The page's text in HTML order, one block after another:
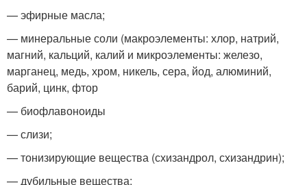
— эфирные масла;
— минеральные соли (макроэлементы: хлор, натрий,
магний, кальций, калий и микроэлементы: железо,
марганец, медь, хром, никель, сера, йод, алюминий,
барий, цинк, фтор
— биофлавоноиды
— слизи;
— тонизирующие вещества (схизандрол, схизандрин);
— дубильные вещества;